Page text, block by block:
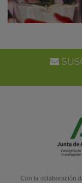
Con la colaboración